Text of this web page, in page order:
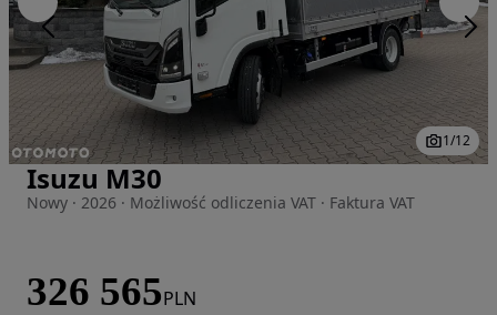
Zdjęcie 1 z 12
1/12
Isuzu M30
Nowy · 2026 · Możliwość odliczenia VAT · Faktura VAT
326 565PLN